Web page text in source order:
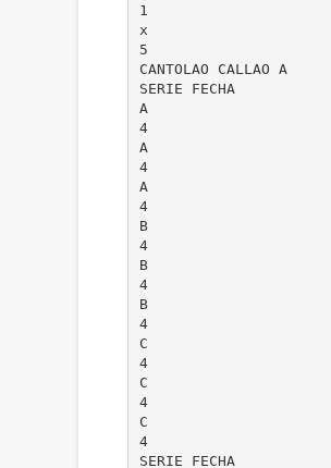
1
x
5
CANTOLAO CALLAO A
SERIE FECHA
A
4
A
4
A
4
B
4
B
4
B
4
C
4
C
4
C
4
SERIE FECHA